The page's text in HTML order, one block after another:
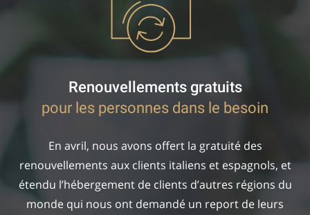
Renouvellements gratuits
pour les personnes dans le besoin
En avril, nous avons offert la gratuité des
renouvellements aux clients italiens et espagnols, et
étendu l’hébergement de clients d’autres régions du
monde qui nous ont demandé un report de leurs